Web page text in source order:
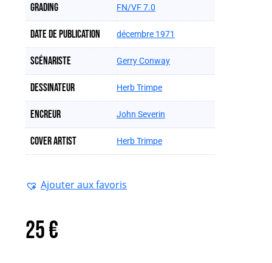
Grading FN/VF 7.0
Date de publication décembre 1971
Scénariste Gerry Conway
Dessinateur Herb Trimpe
Encreur John Severin
Cover artist Herb Trimpe
Ajouter aux favoris
25€